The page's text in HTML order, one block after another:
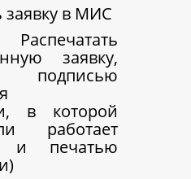
заявку в МИС
заявку,
подписью
в которой
работает
и печатью